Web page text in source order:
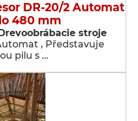
DR-20/2 Automat
480 mm
stroje
, Představuje
pilu s …